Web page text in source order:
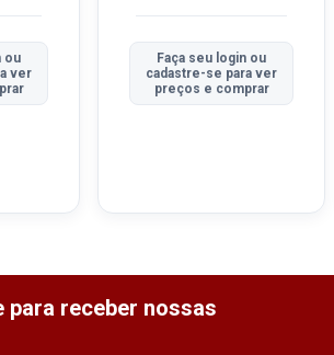
ou
ver
Faça seu login ou
cadastre-se para ver
preços e comprar
para receber nossas